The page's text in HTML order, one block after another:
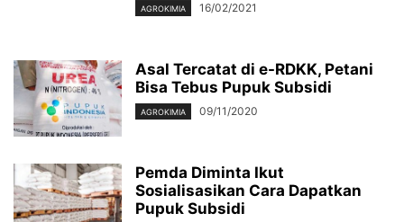
AGROKIMIA 16/02/2021
Asal Tercatat di e-RDKK, Petani
Bisa Tebus Pupuk Subsidi
AGROKIMIA 09/11/2020
Pemda Diminta Ikut
Sosialisasikan Cara Dapatkan
Pupuk Subsidi